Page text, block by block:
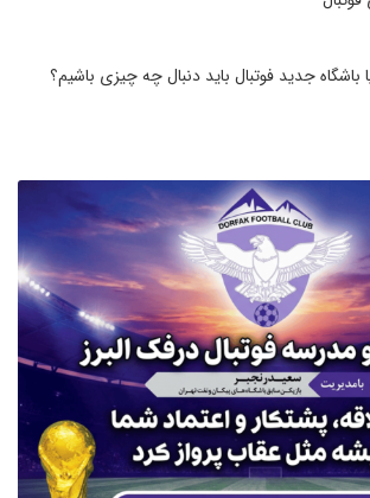
جدید فوتبال باید دنبال چه چیزی باشیم؟